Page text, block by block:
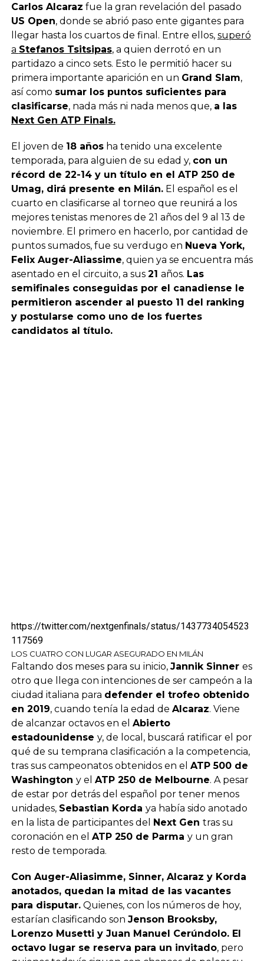
Carlos Alcaraz fue la gran revelación del pasado
US Open, donde se abrió paso ente gigantes para
llegar hasta los cuartos de final. Entre ellos, superó
a Stefanos Tsitsipas, a quien derrotó en un
partidazo a cinco sets. Esto le permitió hacer su
primera importante aparición en un Grand Slam,
así como sumar los puntos suficientes para
clasificarse, nada más ni nada menos que, a las
Next Gen ATP Finals.
El joven de 18 añosha tenido una excelente
temporada, para alguien de su edad y, con un
récord de 22-14 y un título en el ATP 250 de
Umag, dirá presente en Milán.El español es el
cuarto en clasificarse al torneo que reunirá a los
mejores tenistas menores de 21 años del 9 al 13 de
noviembre. El primero en hacerlo, por cantidad de
puntos sumados, fue su verdugo en Nueva York,
Felix Auger-Aliassime, quien ya se encuentra más
asentado en el circuito, a sus 21 años. Las
semifinales conseguidas por el canadiense le
permitieron ascender al puesto 11 del ranking
y postularse como uno de los fuertes
candidatos al título.
https://twitter.com/nextgenfinals/status/1437734054523
117569
LOS CUATRO CON LUGAR ASEGURADO EN MILÁN
Faltando dos meses para su inicio, Jannik Sinner es
otro que llega con intenciones de ser campeón a la
ciudad italiana para defender el trofeo obtenido
en 2019, cuando tenía la edad de Alcaraz. Viene
de alcanzar octavos en el Abierto
estadounidense y, de local, buscará ratificar el por
qué de su temprana clasificación a la competencia,
tras sus campeonatos obtenidos en el ATP 500 de
Washington y el ATP 250 de Melbourne. A pesar
de estar por detrás del español por tener menos
unidades, Sebastian Korda ya había sido anotado
en la lista de participantes del Next Gen tras su
coronación en el ATP 250 de Parma y un gran
resto de temporada.
Con Auger-Aliasimme, Sinner, Alcaraz y Korda
anotados, quedan la mitad de las vacantes
para disputar.Quienes, con los números de hoy,
estarían clasificando son Jenson Brooksby,
Lorenzo Musetti y Juan Manuel Cerúndolo. El
octavo lugar se reserva para un invitado, pero